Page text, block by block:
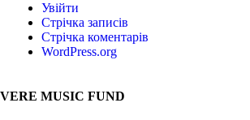
Увійти
Стрічка записів
Стрічка коментарів
WordPress.org
VERE MUSIC FUND